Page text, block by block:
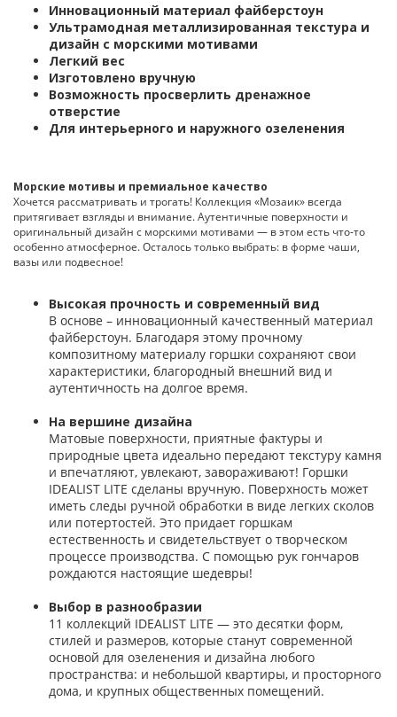
Инновационный материал файберстоун
Ультрамодная металлизированная текстура и
дизайн с морскими мотивами
Легкий вес
Изготовлено вручную
Возможность просверлить дренажное
отверстие
Для интерьерного и наружного озеленения
Морские мотивы и премиальное качество
Хочется рассматривать и трогать! Коллекция «Мозаик» всегда
притягивает взгляды и внимание. Аутентичные поверхности и
оригинальный дизайн с морскими мотивами — в этом есть что-то
особенно атмосферное. Осталось только выбрать: в форме чаши,
вазы или подвесное!
Высокая прочность и современный вид
В основе – инновационный качественный материал
файберстоун. Благодаря этому прочному
композитному материалу горшки сохраняют свои
характеристики, благородный внешний вид и
аутентичность на долгое время.
На вершине дизайна
Матовые поверхности, приятные фактуры и
природные цвета идеально передают текстуру камня
и впечатляют, увлекают, завораживают! Горшки
IDEALIST LITE сделаны вручную. Поверхность может
иметь следы ручной обработки в виде легких сколов
или потертостей. Это придает горшкам
естественность и свидетельствует о творческом
процессе производства. С помощью рук гончаров
рождаются настоящие шедевры!
Выбор в разнообразии
11 коллекций IDEALIST LITE — это десятки форм,
стилей и размеров, которые станут современной
основой для озеленения и дизайна любого
пространства: и небольшой квартиры, и просторного
дома, и крупных общественных помещений.